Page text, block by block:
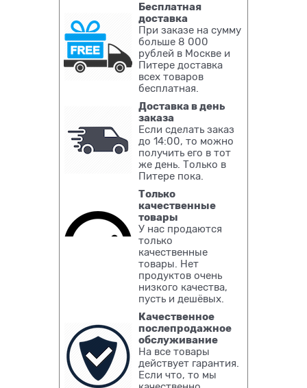
Бесплатная
доставка
При заказе на сумму
больше 8 000
рублей в Москве и
Питере доставка
всех товаров
бесплатная.
Доставка в день
заказа
Если сделать заказ
до 14:00, то можно
получить его в тот
же день. Только в
Питере пока.
Только
качественные
товары
У нас продаются
только
качественные
товары. Нет
продуктов очень
низкого качества,
пусть и дешёвых.
Качественное
послепродажное
обслуживание
На все товары
действует гарантия.
Если что, то мы